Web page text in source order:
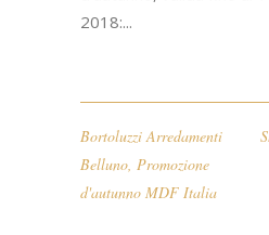
2018:...
Bortoluzzi Arredamenti
Belluno, Promozione
d'autunno MDF Italia